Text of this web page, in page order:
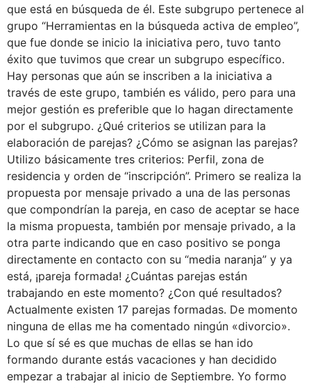
que está en búsqueda de él. Este subgrupo pertenece al
grupo “Herramientas en la búsqueda activa de empleo”,
que fue donde se inicio la iniciativa pero, tuvo tanto
éxito que tuvimos que crear un subgrupo específico.
Hay personas que aún se inscriben a la iniciativa a
través de este grupo, también es válido, pero para una
mejor gestión es preferible que lo hagan directamente
por el subgrupo. ¿Qué criterios se utilizan para la
elaboración de parejas? ¿Cómo se asignan las parejas?
Utilizo básicamente tres criterios: Perfil, zona de
residencia y orden de “inscripción”. Primero se realiza la
propuesta por mensaje privado a una de las personas
que compondrían la pareja, en caso de aceptar se hace
la misma propuesta, también por mensaje privado, a la
otra parte indicando que en caso positivo se ponga
directamente en contacto con su “media naranja” y ya
está, ¡pareja formada! ¿Cuántas parejas están
trabajando en este momento? ¿Con qué resultados?
Actualmente existen 17 parejas formadas. De momento
ninguna de ellas me ha comentado ningún «divorcio».
Lo que sí sé es que muchas de ellas se han ido
formando durante estás vacaciones y han decidido
empezar a trabajar al inicio de Septiembre. Yo formo